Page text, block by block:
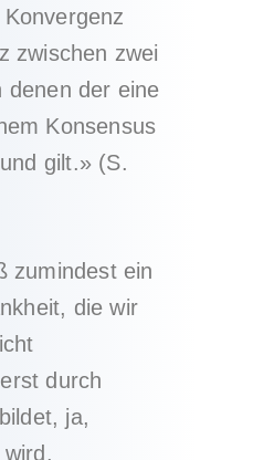
zwischen zwei
denen der eine
Konsensus
gilt.» (S.
zumindest ein
die wir
durch
ja,